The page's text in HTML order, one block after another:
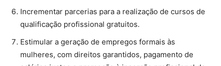
Incrementar parcerias para a realização de cursos de
qualificação profissional gratuitos.
Estimular a geração de empregos formais às
mulheres, com direitos garantidos, pagamento de